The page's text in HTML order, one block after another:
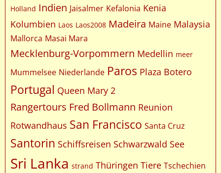
Holland Indien Jaisalmer Kefalonia Kenia
Kolumbien Laos Laos2008 Madeira Maine Malaysia
Mallorca Masai Mara
Mecklenburg-Vorpommern Medellin meer
Mummelsee Niederlande Paros Plaza Botero
Portugal Queen Mary 2
Rangertours Fred Bollmann Reunion
Rotwandhaus San Francisco Santa Cruz
Santorin Schiffsreisen Schwarzwald See
Sri Lanka strand Thüringen Tiere Tschechien